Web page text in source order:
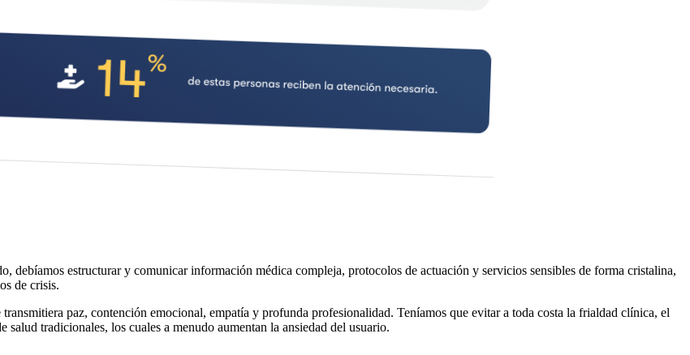
debíamos estructurar y comunicar información médica compleja, protocolos de actuación y servicios sensibles de forma cristalina,
de crisis.
paz, contención emocional, empatía y profunda profesionalidad. Teníamos que evitar a toda costa la frialdad clínica, el
tradicionales, los cuales a menudo aumentan la ansiedad del usuario.